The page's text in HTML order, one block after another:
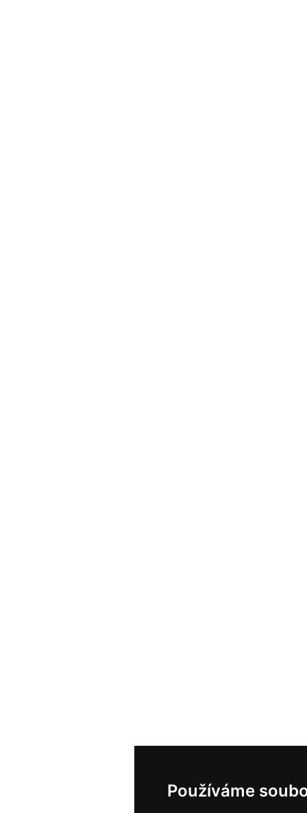
Používáme